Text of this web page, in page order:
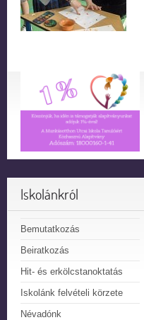
Iskolánkról
Bemutatkozás
Beiratkozás
Hit- és erkölcstanoktatás
Iskolánk felvételi körzete
Névadónk